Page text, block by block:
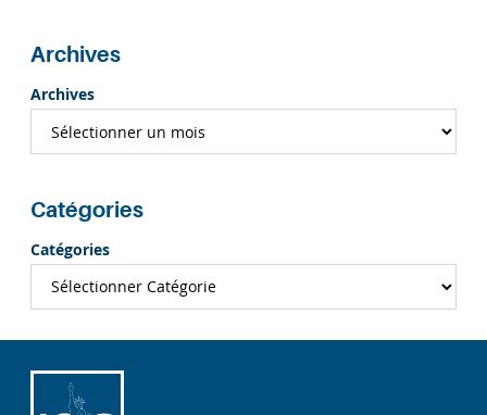
Archives
Archives
Catégories
Catégories